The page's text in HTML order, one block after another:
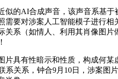
的AI合成声音，该声音系基于
需要对涉案人工智能模子进行
关系（如情人、利用其肖像图
有性暗示和性质，构成何某
系关系，钟合9月10日，涉案图